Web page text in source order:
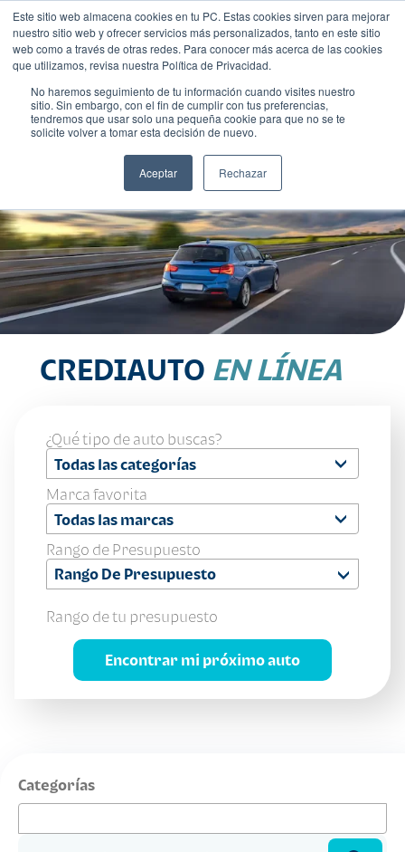
Este sitio web almacena cookies en tu PC. Estas cookies sirven para mejorar
nuestro sitio web y ofrecer servicios más personalizados, tanto en este sitio
web como a través de otras redes. Para conocer más acerca de las cookies
que utilizamos, revisa nuestra Política de Privacidad.
No haremos seguimiento de tu información cuando visites nuestro
sitio. Sin embargo, con el fin de cumplir con tus preferencias,
tendremos que usar solo una pequeña cookie para que no se te
solicite volver a tomar esta decisión de nuevo.
Aceptar Rechazar
CREDIAUTO EN LÍNEA
¿Qué tipo de auto buscas?
Todas las categorías
Marca favorita
Todas las marcas
Rango de Presupuesto
Rango De Presupuesto
Rango de tu presupuesto
Encontrar mi próximo auto
Categorías